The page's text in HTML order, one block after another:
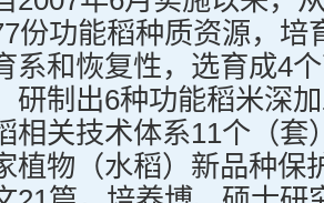
份功能稻种质资源，培
系和恢复性，选育成4
研制出6种功能稻米深
相关技术体系11个（套
植物（水稻）新品种保